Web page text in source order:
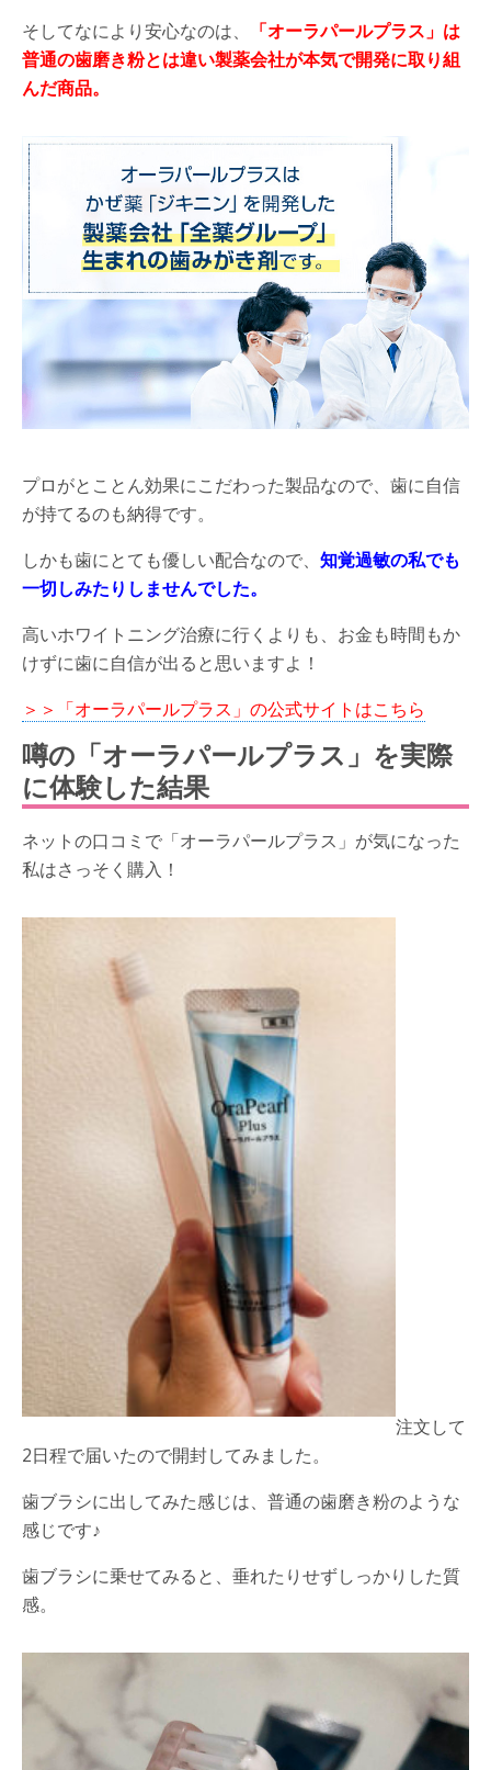
そしてなにより安心なのは、
「オーラパールプラス」は
普通の歯磨き粉とは違い製薬会社が本気で開発に取り組
んだ商品。
プロがとことん効果にこだわった製品なので、歯に自信
が持てるのも納得です。
しかも歯にとても優しい配合なので、 知覚過敏の私でも
一切しみたりしませんでした。
高いホワイトニング治療に行くよりも、お金も時間もか
けずに歯に自信が出ると思いますよ！
＞＞「オーラパールプラス」の公式サイトはこちら
噂の「オーラパールプラス」を実際
に体験した結果
ネットの口コミで「オーラパールプラス」が気になった
私はさっそく購入！
注文して
2日程で届いたので開封してみました。
歯ブラシに出してみた感じは、普通の歯磨き粉のような
感じです♪
歯ブラシに乗せてみると、垂れたりせずしっかりした質
感。